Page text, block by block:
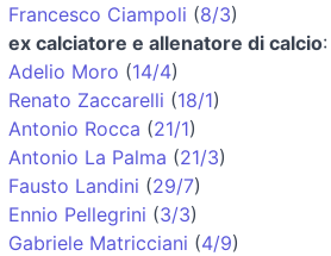
Francesco Ciampoli (8/3)
ex calciatore e allenatore di calcio:
Adelio Moro (14/4)
Renato Zaccarelli (18/1)
Antonio Rocca (21/1)
Antonio La Palma (21/3)
Fausto Landini (29/7)
Ennio Pellegrini (3/3)
Gabriele Matricciani (4/9)